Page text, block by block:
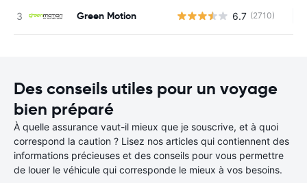
Green Motion 6.7 (2710)
Des conseils utiles pour un voyage
bien préparé
À quelle assurance vaut-il mieux que je souscrive, et à quoi
correspond la caution ? Lisez nos articles qui contiennent des
informations précieuses et des conseils pour vous permettre
de louer le véhicule qui corresponde le mieux à vos besoins.